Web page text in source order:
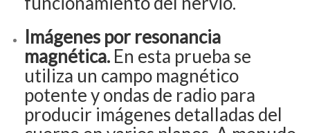
Imágenes por resonancia
magnética. En esta prueba se
utiliza un campo magnético
potente y ondas de radio para
producir imágenes detalladas del